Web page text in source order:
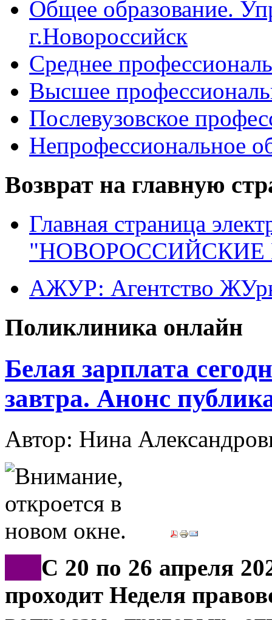
Общее образование.
г.Новороссийск
Среднее
Высшее
Послевузовское
Непрофессиональное
Возврат на главную
Главная страница
"НОВОРОССИЙСКИЕ
АЖУР: Агентство
Поликлиника онлайн
Белая зарплата
завтра. Анонс
Автор: Нина
С 20 по 26 апреля
проходит Неделя